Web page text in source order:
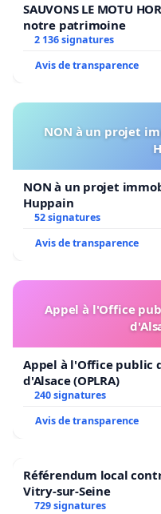
SAUVONS LE MOTU
notre patrimoine
2 136 signatures
Avis de transparence
NON à un projet
NON à un projet
Huppain
52 signatures
Avis de transparence
Appel à l'Office
Appel à l'Office public
d'Alsace (OPLRA)
240 signatures
Avis de transparence
Référendum local
Vitry-sur-Seine
729 signatures